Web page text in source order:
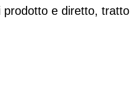
prodotto e diretto, tratto